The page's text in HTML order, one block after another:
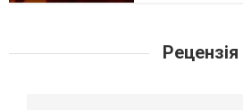
Рецензія